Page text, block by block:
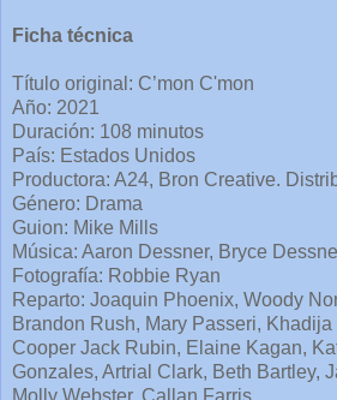
Ficha técnica
Título original: C’mon C'mon
Año: 2021
Duración: 108 minutos
País: Estados Unidos
Productora: A24, Bron Creative.
Género: Drama
Guion: Mike Mills
Música: Aaron Dessner, Bryce
Fotografía: Robbie Ryan
Reparto: Joaquin Phoenix, Woody
Brandon Rush, Mary Passeri,
Cooper Jack Rubin, Elaine Kagan,
Gonzales, Artrial Clark, Beth Bartley,